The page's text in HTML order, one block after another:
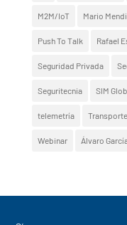
M2M/IoT Mario
Push To Talk Rafael
Seguridad Privada
Seguritecnia SIM
telemetría Transporte
Webinar Álvaro